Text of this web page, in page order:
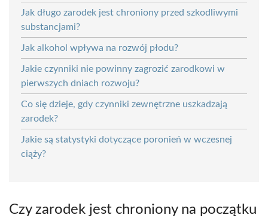
Jak długo zarodek jest chroniony przed szkodliwymi
substancjami?
Jak alkohol wpływa na rozwój płodu?
Jakie czynniki nie powinny zagrozić zarodkowi w
pierwszych dniach rozwoju?
Co się dzieje, gdy czynniki zewnętrzne uszkadzają
zarodek?
Jakie są statystyki dotyczące poronień w wczesnej
ciąży?
Czy zarodek jest chroniony na początku